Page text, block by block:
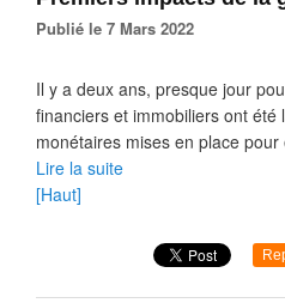
Publié le 7 Mars 2022
Il y a deux ans, presque jour
financiers et immobiliers ont été
monétaires mises en place
Lire la suite
[Haut]